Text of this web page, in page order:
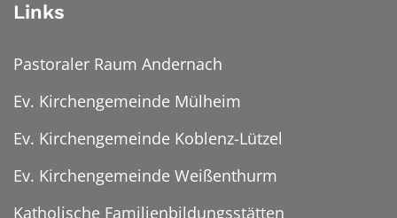
Links
Pastoraler Raum Andernach
Ev. Kirchengemeinde Mülheim
Ev. Kirchengemeinde Koblenz-Lützel
Ev. Kirchengemeinde Weißenthurm
Katholische Familienbildungsstätten